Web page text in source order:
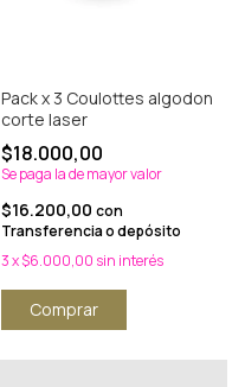
Pack x 3 Coulottes algodon
corte laser
$18.000,00
Se paga la de mayor valor
$16.200,00 con
Transferencia o depósito
3x$6.000,00 sin interés
Comprar